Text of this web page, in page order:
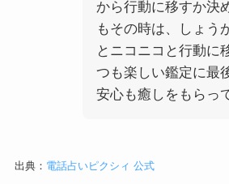
から行動に移すか決
もその時は、しょう
とニコニコと行動に
つも楽しい鑑定に最
安心も癒しをもらっ
出典： 電話占いピクシィ 公式